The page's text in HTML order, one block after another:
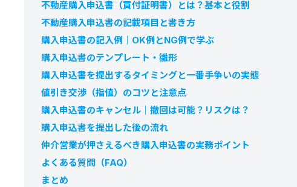
不動産購入申込書（買付証明書）とは？基本と役割
不動産購入申込書の記載項目と書き方
購入申込書の記入例｜OK例とNG例で学ぶ
購入申込書のテンプレート・雛形
購入申込書を提出するタイミングと一番手争いの実態
値引き交渉（指値）のコツと注意点
購入申込書のキャンセル｜撤回は可能？リスクは？
購入申込書を提出した後の流れ
仲介営業が押さえるべき購入申込書の実務ポイント
よくある質問（FAQ）
まとめ